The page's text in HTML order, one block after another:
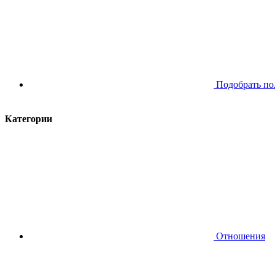
Подобрать
Категории
Отношения